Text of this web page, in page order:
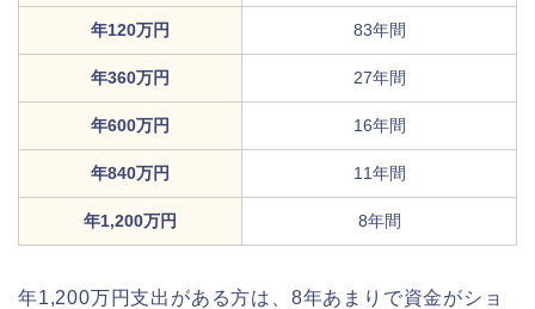
年120万円 83年間
年360万円 27年間
年600万円 16年間
年840万円 11年間
年1,200万円 8年間
年1,200万円支出がある方は、8年あまりで資金がショ